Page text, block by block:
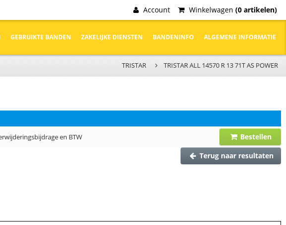
Account Winkelwagen (0 artikelen)
GEBRUIKTE BANDEN ZAKELIJKE DIENSTEN BANDENINFO ALGEMENE INFORMATIE
TRISTAR TRISTAR ALL 14570 R 13 71T AS POWER
en BTW
Bestellen
Terug naar resultaten